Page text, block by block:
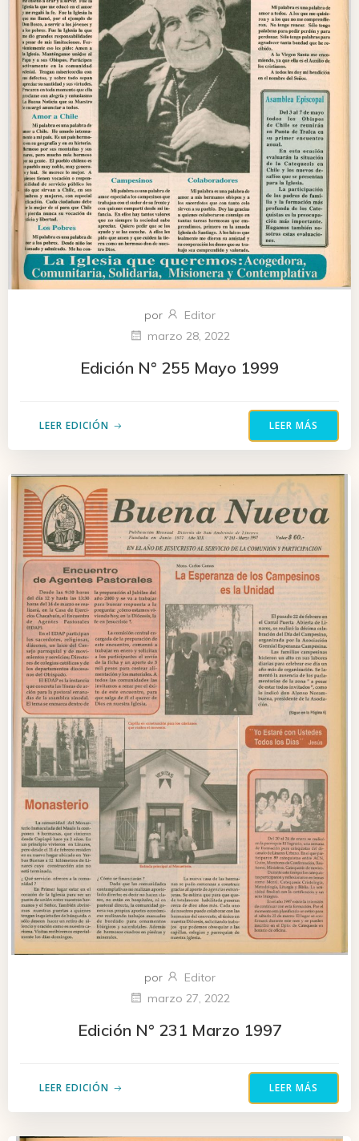
por
Editor
marzo 28, 2022
Edición N° 255 Mayo 1999
LEER EDICIÓN LEER MÁS
por
Editor
marzo 27, 2022
Edición N° 231 Marzo 1997
LEER EDICIÓN LEER MÁS